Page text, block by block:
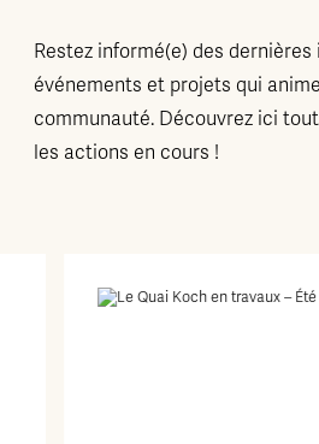
Restez informé(e) des
événements et projets qui
communauté. Découvrez ici
les actions en cours !